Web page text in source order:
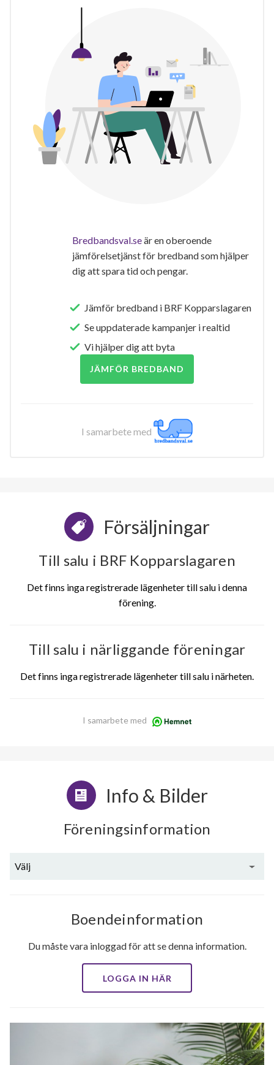
Bredbandsval.seär en oberoende
jämförelsetjänst för bredband som hjälper
dig att spara tid och pengar.
Jämför bredband i BRF Kopparslagaren
Se uppdaterade kampanjer i realtid
Vi hjälper dig att byta
JÄMFÖR BREDBAND
I samarbete med
Försäljningar
Till salu i BRF Kopparslagaren
Det finns inga registrerade lägenheter till salu i denna
förening.
Till salu i närliggande föreningar
Det finns inga registrerade lägenheter till salu i närheten.
I samarbete med
Info & Bilder
Föreningsinformation
Välj
Boendeinformation
Du måste vara inloggad för att se denna information.
LOGGA IN HÄR